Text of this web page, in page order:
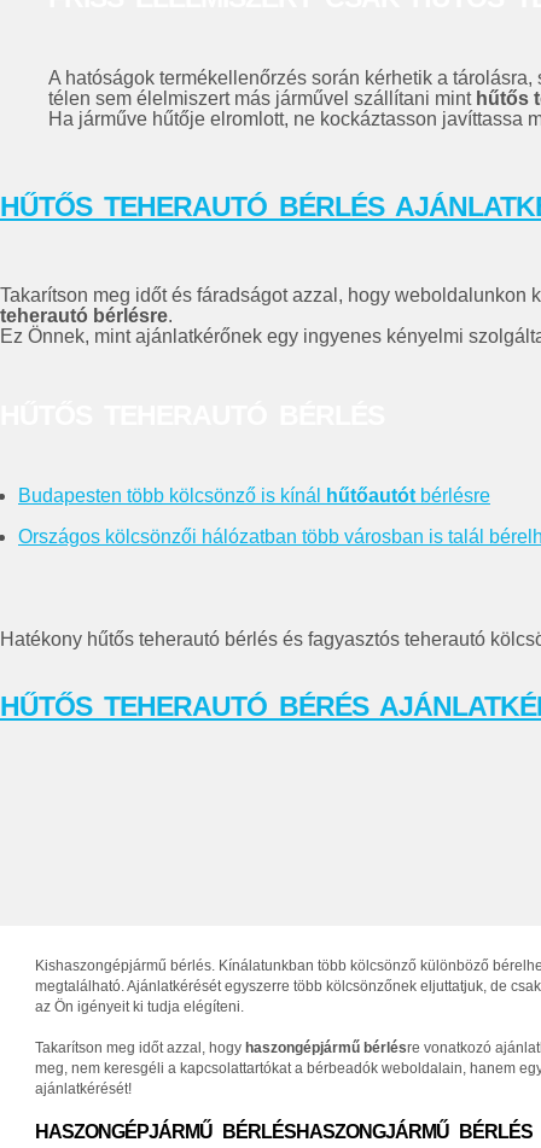
A hatóságok termékellenőrzés során kérhetik a
télen sem élelmiszert más járművel szállítani mint hűtős
Ha járműve hűtője elromlott, ne kockáztasson javíttassa
HŰTŐS TEHERAUTÓ BÉRLÉS
Takarítson meg időt és fáradságot azzal, hogy weboldalunkon
teherautó bérlésre.
Ez Önnek, mint ajánlatkérőnek egy ingyenes kényelmi
Budapesten több kölcsönző is kínál hűtőautót bérlésre
Országos kölcsönzői hálózatban több városban is talál
Hatékony hűtős teherautó bérlés és fagyasztós teherautó
HŰTŐS TEHERAUTÓ BÉRÉS
Kishaszongépjármű bérlés. Kínálatunkban több kölcsönző különböző
megtalálható. Ajánlatkérését egyszerre több kölcsönzőnek eljuttatjuk, de
az Ön igényeit ki tudja elégíteni.
Takarítson meg időt azzal, hogy haszongépjármű bérlésre vonatkozó
meg, nem keresgéli a kapcsolattartókat a bérbeadók weboldalain, hanem
ajánlatkérését!
HASZONGÉPJÁRMŰ BÉRLÉSHASZONGJÁRMŰ BÉRLÉS